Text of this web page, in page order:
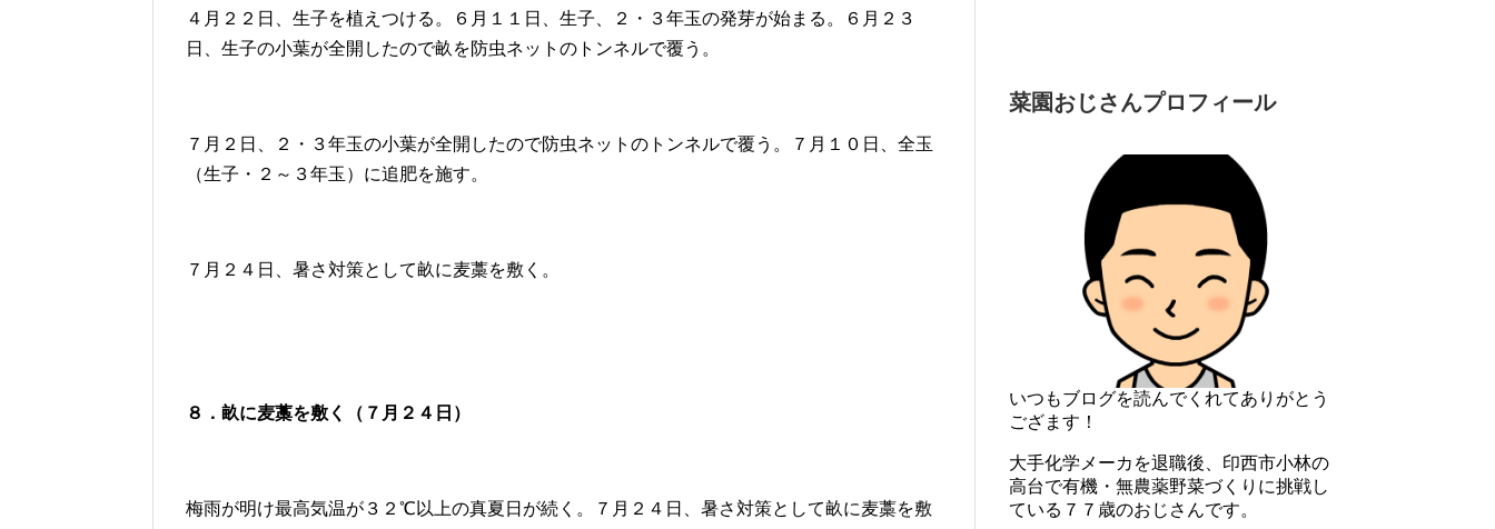
４月２２日、生子を植えつける。６月１１日、生子、２・３年玉の発芽が始まる。６月２３
日、生子の小葉が全開したので畝を防虫ネットのトンネルで覆う。
７月２日、２・３年玉の小葉が全開したので防虫ネットのトンネルで覆う。７月１０日、全玉
（生子・２～３年玉）に追肥を施す。
７月２４日、暑さ対策として畝に麦藁を敷く。
８．畝に麦藁を敷く（７月２４日）
梅雨が明け最高気温が３２℃以上の真夏日が続く。７月２４日、暑さ対策として畝に麦藁を敷
菜園おじさんプロフィール
いつもブログを読んでくれてありがとう
ござます！
大手化学メーカを退職後、印西市小林の
高台で有機・無農薬野菜づくりに挑戦し
ている７７歳のおじさんです。